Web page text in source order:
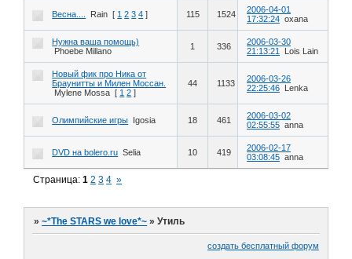
Весна.... Rain [ 1 2 3 4 ] 115 1524
2006-04-01
17:32:24 oxana
Нужна ваша помощь)
Phoebe Millano
1 336
2006-03-30
21:13:21
Lois Lain
Новый фик про Ника от
Браунитты и Милен Моссан.
Mylene Mossa [ 1 2 ]
44 1133
2006-03-26
22:25:46
Lenka
Олимпийские игры Igosia 18 461
2006-03-02
02:55:55 anna
DVD на bolero.ru Selia 10 419
2006-02-17
03:08:45 anna
Страница:1 2 3 4 »
»~*The STARS we love*~ »Утиль
создать бесплатный форум